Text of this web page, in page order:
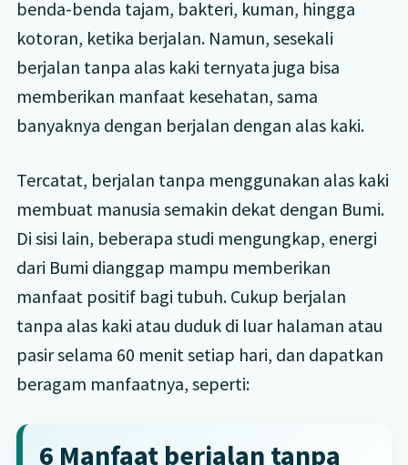
benda-benda tajam, bakteri, kuman, hingga
kotoran, ketika berjalan. Namun, sesekali
berjalan tanpa alas kaki ternyata juga bisa
memberikan manfaat kesehatan, sama
banyaknya dengan berjalan dengan alas kaki.
Tercatat, berjalan tanpa menggunakan alas kaki
membuat manusia semakin dekat dengan Bumi.
Di sisi lain, beberapa studi mengungkap, energi
dari Bumi dianggap mampu memberikan
manfaat positif bagi tubuh. Cukup berjalan
tanpa alas kaki atau duduk di luar halaman atau
pasir selama 60 menit setiap hari, dan dapatkan
beragam manfaatnya, seperti:
6 Manfaat berjalan tanpa